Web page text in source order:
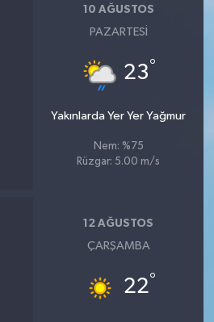
10 AĞUSTOS
PAZARTESI
23°
Yakınlarda Yer Yer Yağmur
Nem: %75
Rüzgar: 5.00 m/s
12 AĞUSTOS
ÇARŞAMBA
22°